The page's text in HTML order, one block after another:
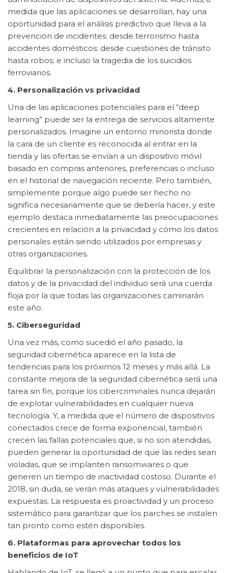
medida que las aplicaciones se desarrollan, hay una
oportunidad para el análisis predictivo que lleva a la
prevención de incidentes: desde terrorismo hasta
accidentes domésticos; desde cuestiones de tránsito
hasta robos; e incluso la tragedia de los suicidios
ferroviarios.
4. Personalización vs privacidad
Una de las aplicaciones potenciales para el “deep
learning” puede ser la entrega de servicios altamente
personalizados. Imagine un entorno minorista donde
la cara de un cliente es reconocida al entrar en la
tienda y las ofertas se envían a un dispositivo móvil
basado en compras anteriores, preferencias o incluso
en el historial de navegación reciente. Pero también,
simplemente porque algo puede ser hecho no
significa necesariamente que se debería hacer, y este
ejemplo destaca inmediatamente las preocupaciones
crecientes en relación a la privacidad y cómo los datos
personales están siendo utilizados por empresas y
otras organizaciones.
Equilibrar la personalización con la protección de los
datos y de la privacidad del individuo será una cuerda
floja por la que todas las organizaciones caminarán
este año.
5. Ciberseguridad
Una vez más, como sucedió el año pasado, la
seguridad cibernética aparece en la lista de
tendencias para los próximos 12 meses y más allá. La
constante mejora de la seguridad cibernética será una
tarea sin fin, porque los cibercriminales nunca dejarán
de explotar vulnerabilidades en cualquier nueva
tecnología. Y, a medida que el número de dispositivos
conectados crece de forma exponencial, también
crecen las fallas potenciales que, si no son atendidas,
pueden generar la oportunidad de que las redes sean
violadas, que se implanten ransomwares o que
generen un tiempo de inactividad costoso. Durante el
2018, sin duda, se verán más ataques y vulnerabilidades
expuestas. La respuesta es proactividad y un proceso
sistemático para garantizar que los parches se instalen
tan pronto como estén disponibles.
6. Plataformas para aprovechar todos los
beneficios de IoT